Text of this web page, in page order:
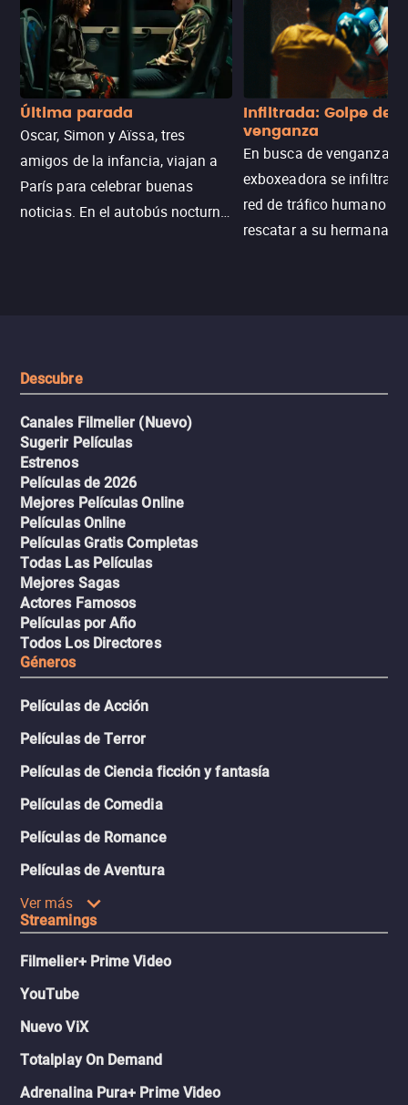
Última parada
Oscar, Simon y Aïssa, tres
amigos de la infancia, viajan a
París para celebrar buenas
noticias. En el autobús nocturno
Infiltrada: Golpe de
venganza
En busca de venganza,
exboxeadora se infiltra
red de tráfico humano
rescatar a su hermana
Descubre
Canales Filmelier (Nuevo)
Sugerir Películas
Estrenos
Películas de 2026
Mejores Películas Online
Películas Online
Películas Gratis Completas
Todas Las Películas
Mejores Sagas
Actores Famosos
Películas por Año
Todos Los Directores
Géneros
Películas de Acción
Películas de Terror
Películas de Ciencia ficción y fantasía
Películas de Comedia
Películas de Romance
Películas de Aventura
Ver más
Streamings
Filmelier+ Prime Video
YouTube
Nuevo ViX
Totalplay On Demand
Adrenalina Pura+ Prime Video